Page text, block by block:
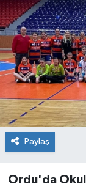
Paylaş
Ordu'da Okul
GENEL
GÜNCEL
GÜNDEM
MAGAZİN
Son
Haber